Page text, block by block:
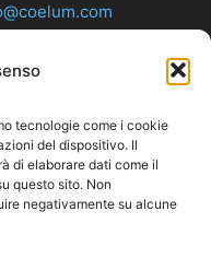
tecnologie come i cookie
del dispositivo. Il
di elaborare dati come il
questo sito. Non
negativamente su alcune